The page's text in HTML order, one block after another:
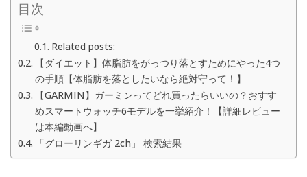
目次
Related posts:
【ダイエット】体脂肪をがっつり落とすためにやった4つ
の手順【体脂肪を落としたいなら絶対守って！】
【GARMIN】ガーミンってどれ買ったらいいの？おすす
めスマートウォッチ6モデルを一挙紹介！【詳細レビュー
は本編動画へ】
「グローリンギガ 2ch」 検索結果